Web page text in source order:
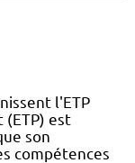
l'ETP
(ETP) est
son
compétences